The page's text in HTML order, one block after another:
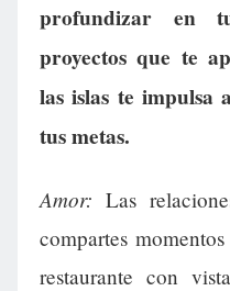
profundizar en
proyectos que te
las islas te
tus metas.
Amor: Las
compartes
restaurante con